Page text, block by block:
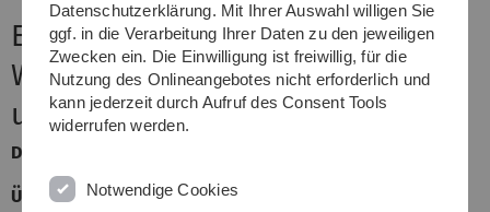
Elementare
Wahrscheinlichkeitsrechnung
und Statistik
Dozent:
Übungsleiter:Sarah Friedrich und Maria Umlauft
Datenschutzerklärung. Mit Ihrer Auswahl willigen Sie
ggf. in die Verarbeitung Ihrer Daten zu den jeweiligen
Zwecken ein. Die Einwilligung ist freiwillig, für die
Nutzung des Onlineangebotes nicht erforderlich und
kann jederzeit durch Aufruf des Consent Tools
widerrufen werden.
Notwendige Cookies